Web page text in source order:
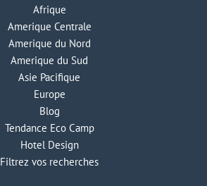
Afrique
Amerique Centrale
Amerique du Nord
Amerique du Sud
Asie Pacifique
Europe
Blog
Tendance Eco Camp
Hotel Design
Filtrez vos recherches